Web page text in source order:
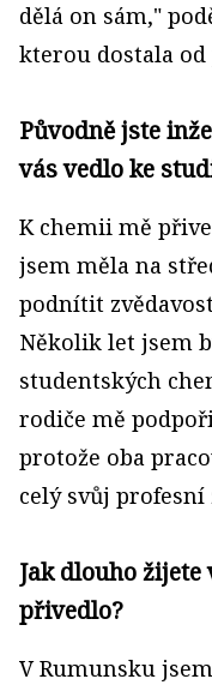
dělá on sám,"
kterou dostala
Původně jste
vás vedlo ke
K chemii mě
jsem měla na
podnítit
Několik let jsem
studentských
rodiče mě
protože oba
celý svůj profesní
Jak dlouho žijete
přivedlo?
V Rumunsku